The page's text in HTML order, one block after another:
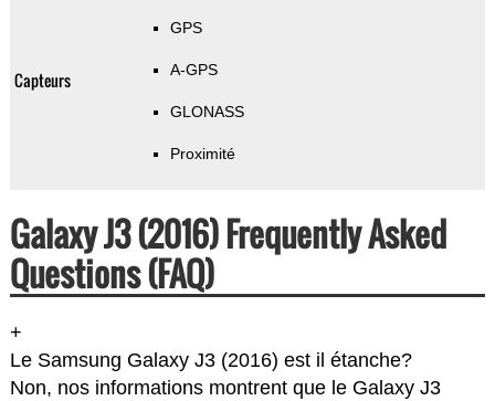
Capteurs
GPS
A-GPS
GLONASS
Proximité
Galaxy J3 (2016) Frequently Asked
Questions (FAQ)
+
Le Samsung Galaxy J3 (2016) est il étanche?
Non, nos informations montrent que le Galaxy J3